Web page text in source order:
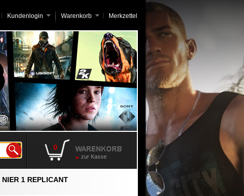
Kundenlogin Merkzettel
Warenkorb
0
zur Kasse
NIER 1 REPLICANT